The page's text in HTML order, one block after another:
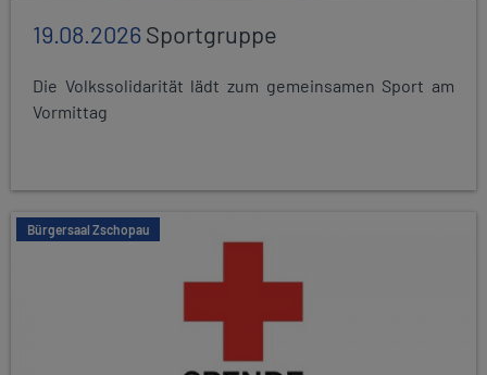
19.08.2026Sportgruppe
Die Volkssolidarität lädt zum gemeinsamen Sport am
Vormittag
Bürgersaal Zschopau